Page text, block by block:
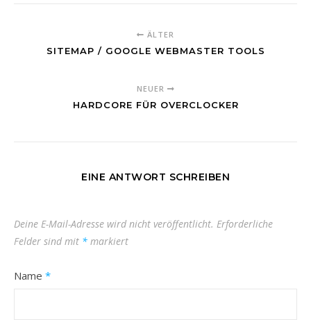
ÄLTER
SITEMAP / GOOGLE WEBMASTER TOOLS
NEUER
HARDCORE FÜR OVERCLOCKER
EINE ANTWORT SCHREIBEN
Deine E-Mail-Adresse wird nicht veröffentlicht. Erforderliche
Felder sind mit * markiert
Name *